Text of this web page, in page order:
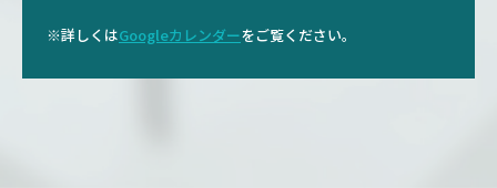
※詳しくはGoogleカレンダーをご覧ください。